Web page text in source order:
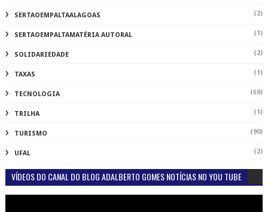
SERTAOEMPALTAALAGOAS (2)
SERTAOEMPALTAMATÉRIA AUTORAL (1)
SOLIDARIEDADE (2)
TAXAS (1)
TECNOLOGIA (69)
TRILHA (1)
TURISMO (90)
UFAL (2)
VÍDEOS DO CANAL DO BLOG ADALBERTO GOMES NOTÍCIAS NO YOU TUBE